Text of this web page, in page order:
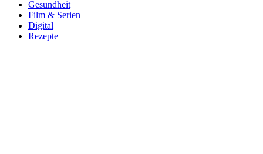
Gesundheit
Film & Serien
Digital
Rezepte